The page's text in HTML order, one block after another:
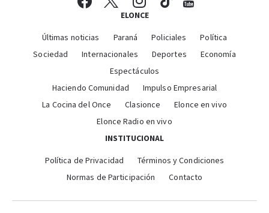
ELONCE
Últimas noticias Paraná Policiales
Política
Sociedad
Internacionales Deportes
Economía
Espectáculos
Haciendo Comunidad
Impulso Empresarial
La Cocina del Once
Clasionce
Elonce en vivo
Elonce Radio en vivo
INSTITUCIONAL
Política de Privacidad
Términos y Condiciones
Normas de Participación
Contacto